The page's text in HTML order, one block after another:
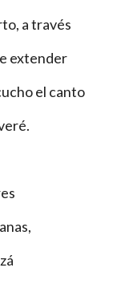
a través
extender
el canto